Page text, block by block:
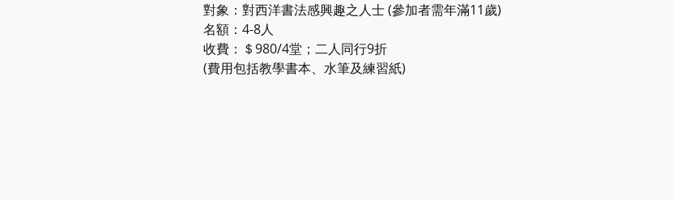
對象：對西洋書法感興趣之人士 (參加者需年滿11歲)
名額：4-8人
收費：＄980/4堂；二人同行9折
(費用包括教學書本、水筆及練習紙)